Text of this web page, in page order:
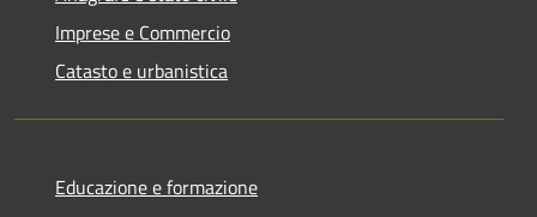
Imprese e Commercio
Catasto e urbanistica
Educazione e formazione